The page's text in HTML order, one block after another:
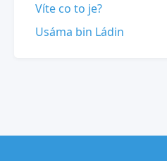
Víte co to je?
Usáma bin Ládin